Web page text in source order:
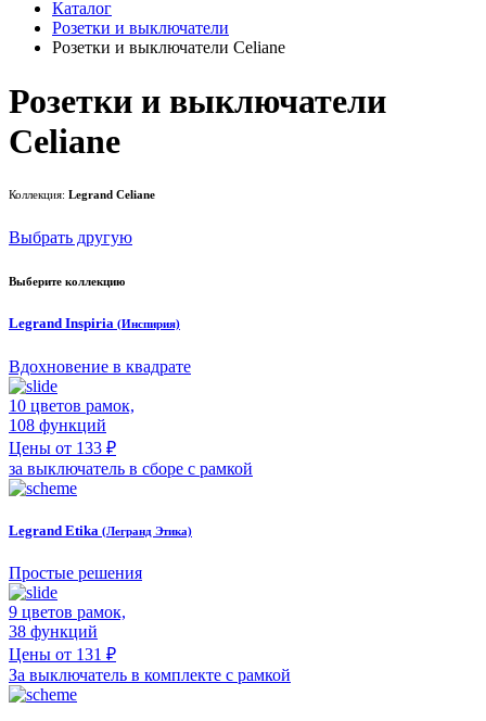
Каталог
Розетки и выключатели
Розетки и выключатели Celiane
Розетки и выключатели
Celiane
Коллекция: Legrand Celiane
Выбрать другую
Выберите коллекцию
Legrand Inspiria (Инспирия)
Вдохновение в квадрате
10 цветов рамок,
108 функций
Цены от 133 ₽
за выключатель в сборе с рамкой
Legrand Etika (Легранд Этика)
Простые решения
9 цветов рамок,
38 функций
Цены от 131 ₽
За выключатель в комплекте с рамкой